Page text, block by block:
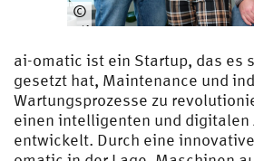
©
Oli
ver
Vo
nb
erg
ai-omatic ist ein Startup, das es
gesetzt hat, Maintenance und
Wartungsprozesse zu
einen intelligenten und digitalen
entwickelt. Durch eine